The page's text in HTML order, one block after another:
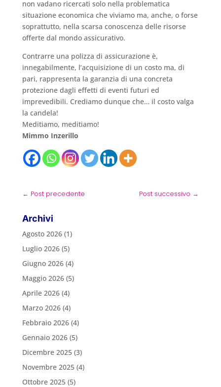
non vadano ricercati solo nella problematica
situazione economica che viviamo ma, anche, o forse
soprattutto, nella scarsa conoscenza delle risorse
offerte dal mondo assicurativo.
Contrarre una polizza di assicurazione è,
innegabilmente, l’acquisizione di un costo ma, di
pari, rappresenta la garanzia di una concreta
protezione dagli effetti di eventi futuri ed
imprevedibili. Crediamo dunque che… il costo valga
la candela!
Meditiamo, meditiamo!
Mimmo Inzerillo
← Post precedente Post successivo →
Archivi
Agosto 2026(1)
Luglio 2026(5)
Giugno 2026(4)
Maggio 2026(5)
Aprile 2026(4)
Marzo 2026(4)
Febbraio 2026(4)
Gennaio 2026(5)
Dicembre 2025(3)
Novembre 2025(4)
Ottobre 2025(5)